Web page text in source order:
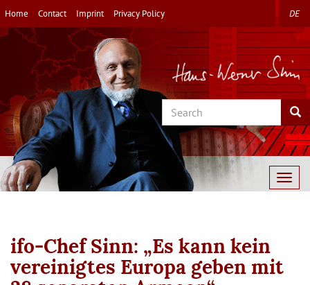
Skip
to
main
Home Contact Imprint Privacy Policy DE
Search
ifo-Chef Sinn: „Es kann kein
vereinigtes Europa geben mit